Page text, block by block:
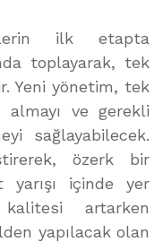
ilk etapta
toplayarak, tek
Yeni yönetim, tek
ve gerekli
sağlayabilecek.
özerk bir
yarışı içinde yer
artarken
yapılacak olan